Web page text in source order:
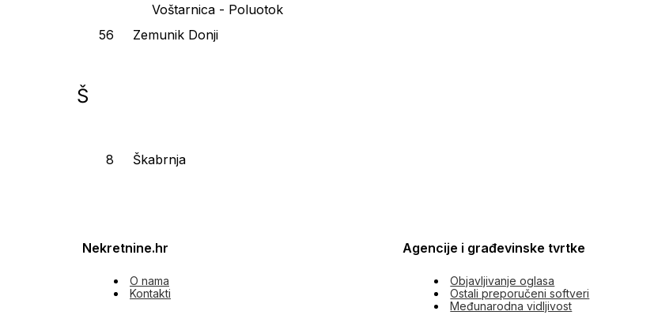
Voštarnica - Poluotok
Zemunik Donji
Š
Škabrnja
Nekretnine.hr
O nama
Kontakti
Agencije i građevinske tvrtke
Objavljivanje oglasa
Ostali preporučeni softveri
Međunarodna vidljivost